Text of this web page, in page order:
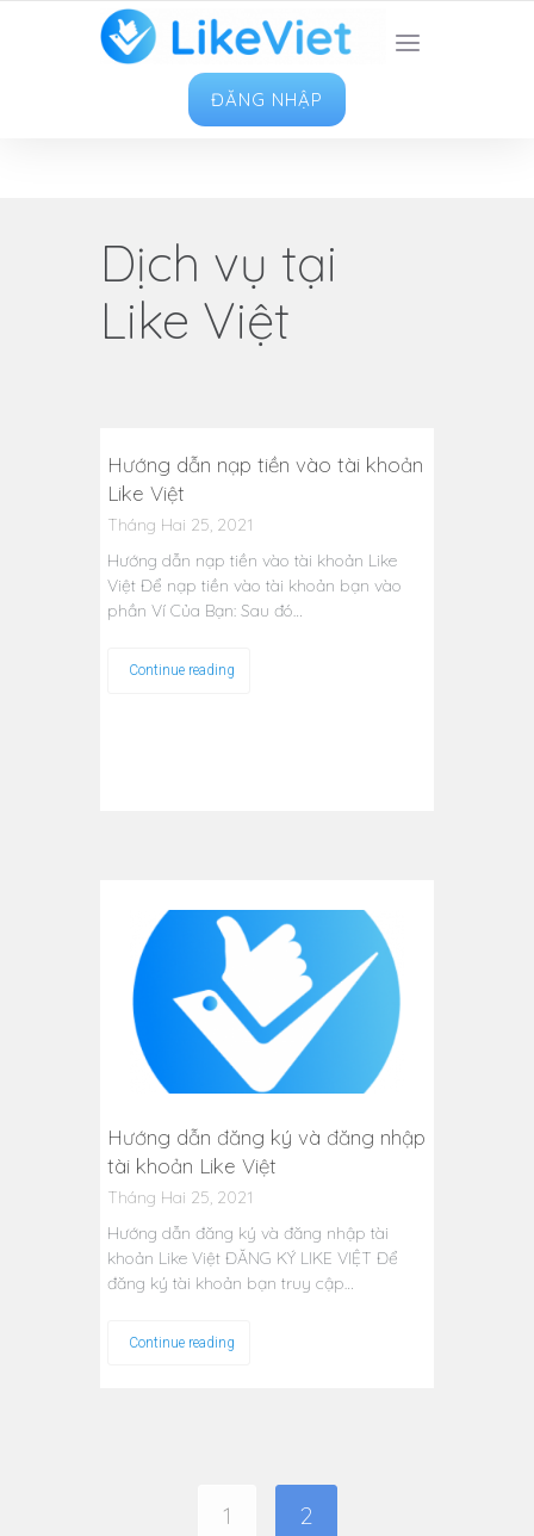
TOP 1 ỨNG DỤNG TĂNG LIKE HAY NHẤT VIỆT
NAM
ĐĂNG NHẬP
Dịch vụ tại
Like Việt
Hướng dẫn nạp tiền vào tài khoản
Like Việt
Tháng Hai 25, 2021
Hướng dẫn nạp tiền vào tài khoản Like
Việt Để nạp tiền vào tài khoản bạn vào
phần Ví Của Bạn: Sau đó…
Continue reading
Hướng dẫn đăng ký và đăng nhập
tài khoản Like Việt
Tháng Hai 25, 2021
Hướng dẫn đăng ký và đăng nhập tài
khoản Like Việt ĐĂNG KÝ LIKE VIỆT Để
đăng ký tài khoản bạn truy cập…
Continue reading
1 2